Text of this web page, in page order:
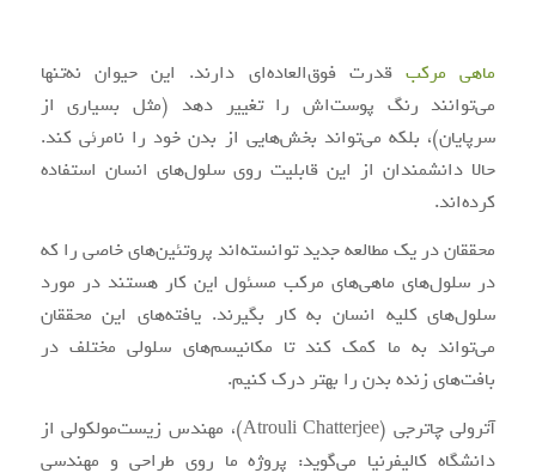
ماهی مرکبقدرت فوق‌العاده‌ای دارند. این حیوان نه‌تنها
می‌توانند رنگ پوست‌اش را تغییر دهد (مثل بسیاری از
سرپایان)، بلکه می‌تواند بخش‌هایی از بدن خود را نامرئی کند.
حالا دانشمندان از این قابلیت روی سلول‌های انسان استفاده
کرده‌اند.
محققان در یک مطالعه جدید توانسته‌اند پروتئین‌های خاصی را که
در سلول‌های ماهی‌های مرکب مسئول این کار هستند در مورد
سلول‌های کلیه انسان به کار بگیرند. یافته‌های این محققان
می‌تواند به ما کمک کند تا مکانیسم‌های سلولی مختلف در
بافت‌های زنده بدن را بهتر درک کنیم.
آترولی چاترجی (Atrouli Chatterjee)، مهندس زیست‌مولکولی از
دانشگاه کالیفرنیا می‌گوید: پروژه ما روی طراحی و مهندسی